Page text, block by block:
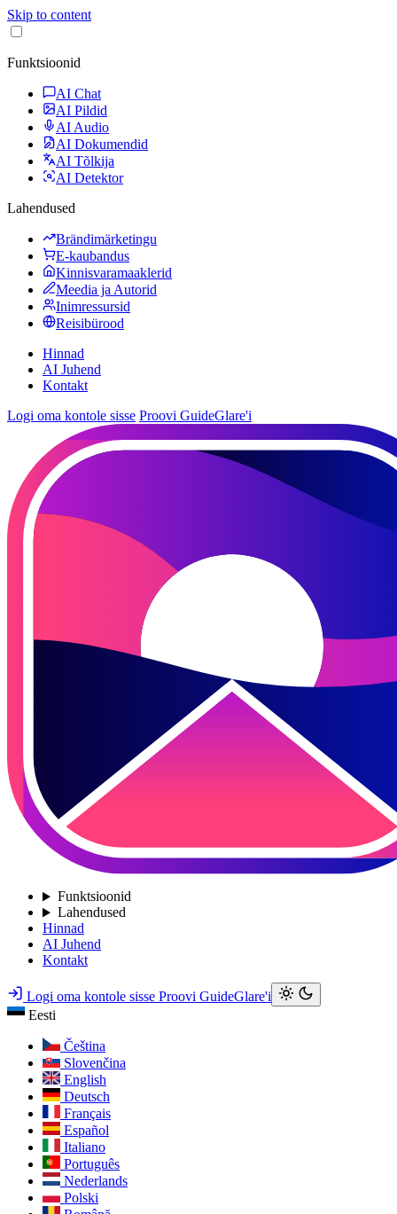
Skip to content
Funktsioonid
AI Chat
AI Pildid
AI Audio
AI Dokumendid
AI Tõlkija
AI Detektor
Lahendused
Brändimärketingu
E-kaubandus
Kinnisvaramaaklerid
Meedia ja Autorid
Inimressursid
Reisibürood
Hinnad
AI Juhend
Kontakt
Logi oma kontole sisse Proovi GuideGlare'i
Funktsioonid
Lahendused
Hinnad
AI Juhend
Kontakt
Logi oma kontole sisse Proovi GuideGlare'i
Eesti
Čeština
Slovenčina
English
Deutsch
Français
Español
Italiano
Português
Nederlands
Polski